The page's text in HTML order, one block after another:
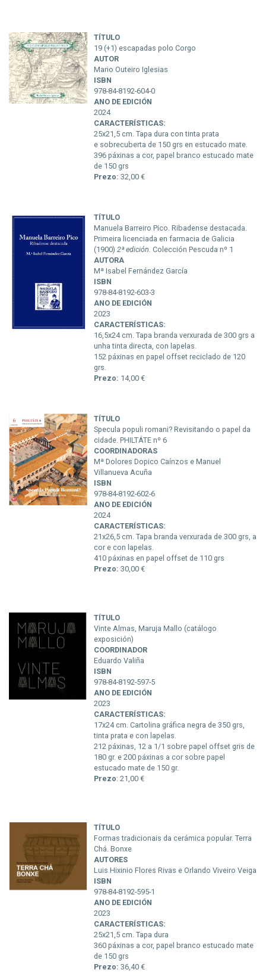
TÍTULO
19 (+1) escapadas polo Corgo
AUTOR
Mario Outeiro Iglesias
ISBN
978-84-8192-604-0
ANO DE EDICIÓN
2024
CARACTERÍSTICAS:
25x21,5 cm. Tapa dura con tinta prata
e sobrecuberta de 150 grs en estucado mate.
396 páxinas a cor, papel branco estucado mate
de 150 grs
Prezo:32,00 €
TÍTULO
Manuela Barreiro Pico. Ribadense destacada.
Primeira licenciada en farmacia de Galicia
(1900)2ª edición.Colección Pescuda nº 1
AUTORA
Mª Isabel Fernández García
ISBN
978-84-8192-603-3
ANO DE EDICIÓN
2023
CARACTERÍSTICAS:
16,5x24 cm. Tapa branda verxurada de 300 grs a
unha tinta directa, con lapelas.
152 páxinas en papel offset reciclado de 120
grs.
Prezo: 14,00 €
TÍTULO
Specula populi romani? Revisitando o papel da
cidade. PHILTÁTE nº 6
COORDINADORAS
Mª Dolores Dopico Caínzos e Manuel
Villanueva Acuña
ISBN
978-84-8192-602-6
ANO DE EDICIÓN
2024
CARACTERÍSTICAS:
21x26,5 cm. Tapa branda verxurada de 300 grs, a
cor e con lapelas.
410 páxinas en papel offset de 110 grs
Prezo: 30,00 €
TÍTULO
Vinte Almas, Maruja Mallo (catálogo
exposición)
COORDINADOR
Eduardo Valiña
ISBN
978-84-8192-597-5
ANO DE EDICIÓN
2023
CARACTERÍSTICAS:
17x24 cm. Cartolina gráfica negra de 350 grs,
tinta prata e con lapelas.
212 páxinas, 12 a 1/1 sobre papel offset gris de
180 gr. e 200 páxinas a cor sobre papel
estucado mate de 150 gr.
Prezo: 21,00 €
TÍTULO
Formas tradicionais da cerámica popular. Terra
Chá. Bonxe
AUTORES
Luis Hixinio Flores Rivas e Orlando Viveiro Veiga
ISBN
978-84-8192-595-1
ANO DE EDICIÓN
2023
CARACTERÍSTICAS:
25x21,5 cm. Tapa dura
360 páxinas a cor, papel branco estucado mate
de 150 grs
Prezo: 36,40 €